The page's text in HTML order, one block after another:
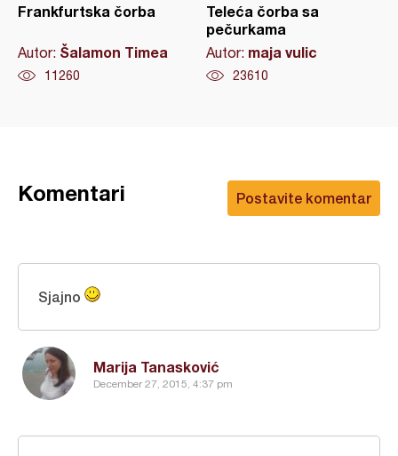
Frankfurtska čorba
Autor: Šalamon Timea
11260
Teleća čorba sa
pečurkama
Autor: maja vulic
23610
Postavite komentar
Komentari
Marija Tanasković
December 27, 2015, 4:37 pm
Sjajno